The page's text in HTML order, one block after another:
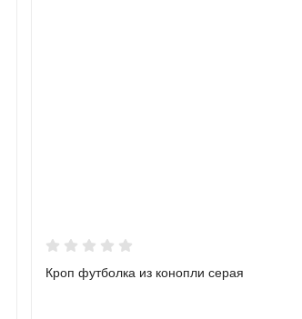
Кроп футболка из конопли серая